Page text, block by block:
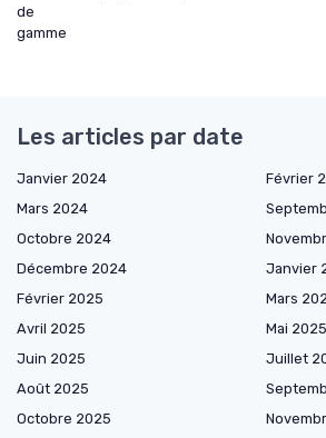
de
gamme
Les articles par date
Janvier 2024
Février
Mars 2024
Octobre 2024
Décembre 2024
Janvier
Février 2025
Mars
Avril 2025
Mai 2025
Juin 2025
Juillet
Août 2025
Octobre 2025